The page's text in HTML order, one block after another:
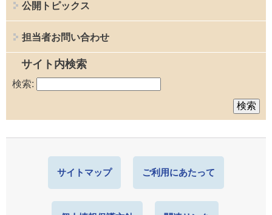
公開トピックス
担当者お問い合わせ
サイト内検索
検索:
サイトマップ ご利用にあたって